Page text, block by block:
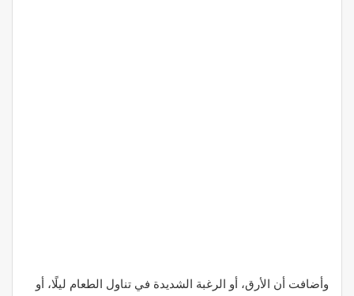
وأضافت أن الأرق، أو الرغبة الشديدة في تناول الطعام ليلًا، أو